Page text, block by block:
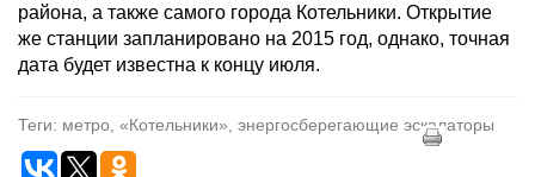
района, а также самого города Котельники. Открытие
же станции запланировано на 2015 год, однако, точная
дата будет известна к концу июля.
Теги: метро, «Котельники», энергосберегающие эскалаторы